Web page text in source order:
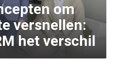
om
versnellen:
het verschil